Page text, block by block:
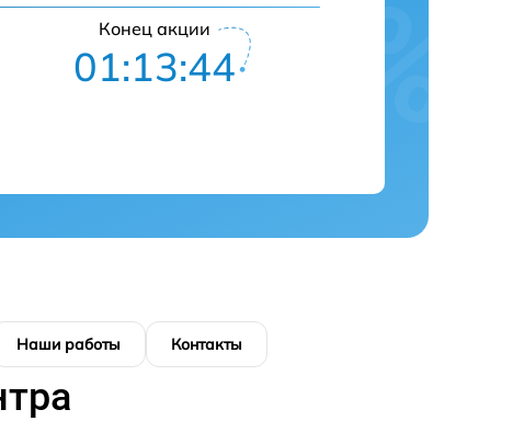
Конец акции
01:13:43
Наши работы Контакты